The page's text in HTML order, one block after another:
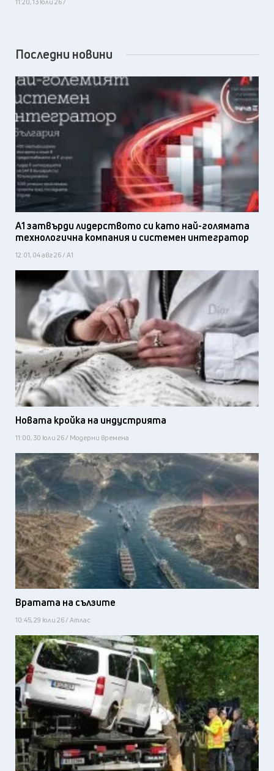
Последни новини
А1 затвърди лидерството си като най-голямата
технологична компания и системен интегратор
12:01, 04 авг 26 / А1
Новата кройка на индустрията
11:00, 30 юли 26 / Модерни времена
Вратата на сълзите
10:45, 29 юли 26 / Атлас